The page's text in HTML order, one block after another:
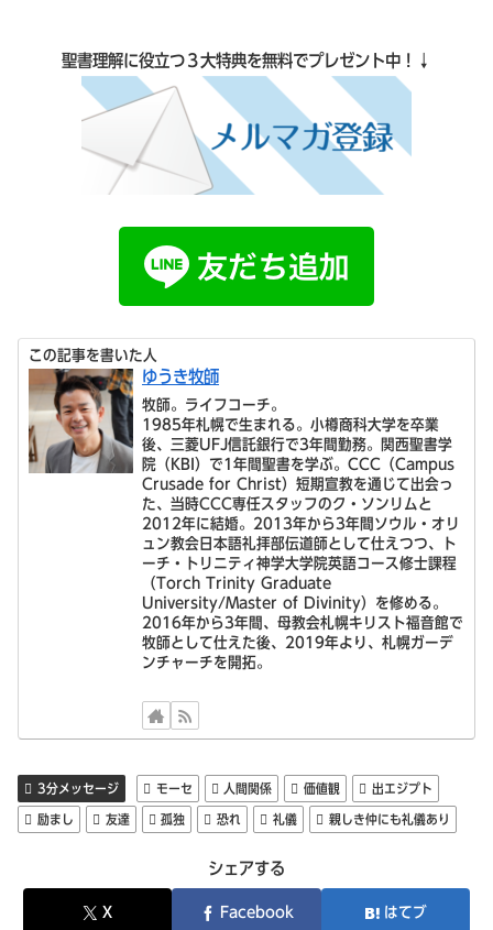
聖書理解に役立つ３大特典を無料でプレゼント中！↓
この記事を書いた人
ゆうき牧師
牧師。ライフコーチ。
1985年札幌で生まれる。小樽商科大学を卒業
後、三菱UFJ信託銀行で3年間勤務。関西聖書学
院（KBI）で1年間聖書を学ぶ。CCC（Campus
Crusade for Christ）短期宣教を通じて出会っ
た、当時CCC専任スタッフのク・ソンリムと
2012年に結婚。2013年から3年間ソウル・オリ
ュン教会日本語礼拝部伝道師として仕えつつ、ト
ーチ・トリニティ神学大学院英語コース修士課程
（Torch Trinity Graduate
University/Master of Divinity）を修める。
2016年から3年間、母教会札幌キリスト福音館で
牧師として仕えた後、2019年より、札幌ガーデ
ンチャーチを開拓。
3分メッセージ モーセ 人間関係 価値観 出エジプト
励まし 友達 孤独 恐れ 礼儀 親しき仲にも礼儀あり
シェアする
X Facebook はてブ